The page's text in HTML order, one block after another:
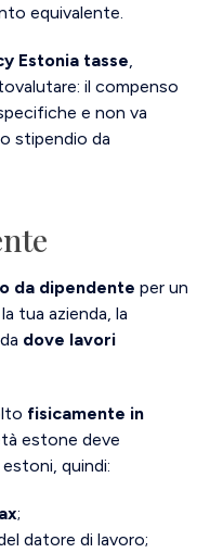
equivalente.
Estonia tasse
il compenso
e non va
stipendio da
da dipendente per un
tua azienda, la
dove lavori
fisicamente in
estone deve
quindi:
;
datore di lavoro;